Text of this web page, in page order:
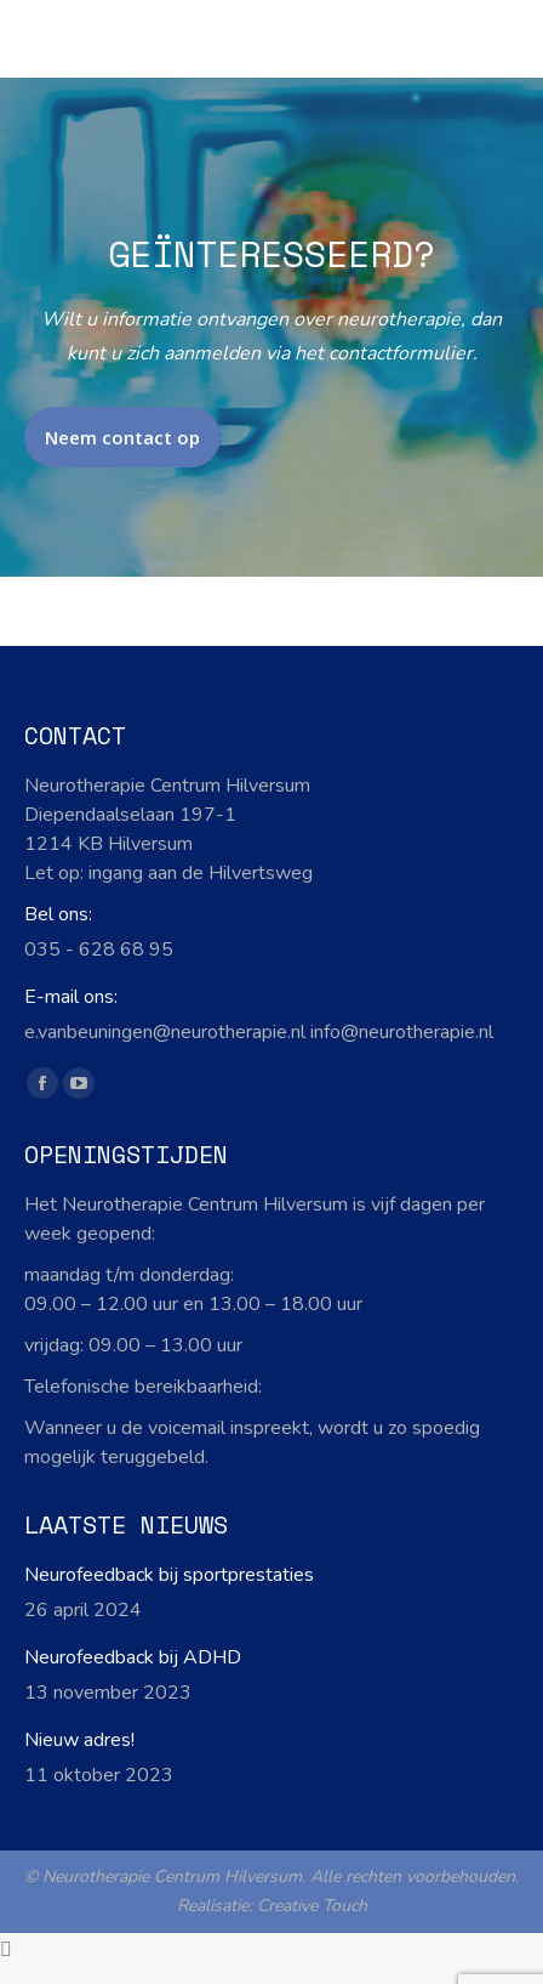
GEÏNTERESSEERD?
Wilt u informatie ontvangen over neurotherapie, dan
kunt u zich aanmelden via het contactformulier.
Neem contact op
CONTACT
Neurotherapie Centrum Hilversum
Diependaalselaan 197-1
1214 KB Hilversum
Let op: ingang aan de Hilvertsweg
Bel ons:
035 - 628 68 95
E-mail ons:
e.vanbeuningen@neurotherapie.nl info@neurotherapie.nl
Vind ons op:
Facebook
opens
in
new
YouTube
opens
new
OPENINGSTIJDEN
Het Neurotherapie Centrum Hilversum is vijf dagen per
week geopend:
maandag t/m donderdag:
09.00 – 12.00 uur en 13.00 – 18.00 uur
vrijdag: 09.00 – 13.00 uur
Telefonische bereikbaarheid:
Wanneer u de voicemail inspreekt, wordt u zo spoedig
mogelijk teruggebeld.
LAATSTE NIEUWS
Neurofeedback bij sportprestaties
26 april 2024
Neurofeedback bij ADHD
13 november 2023
Nieuw adres!
11 oktober 2023
© Neurotherapie Centrum Hilversum. Alle rechten voorbehouden.
Realisatie: Creative Touch